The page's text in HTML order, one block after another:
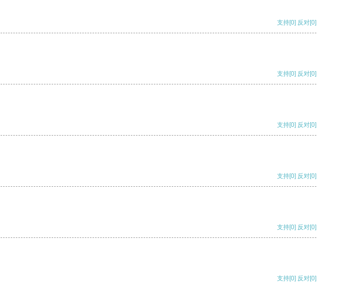
支持[0] 反对[0]
支持[0] 反对[0]
支持[0] 反对[0]
支持[0] 反对[0]
支持[0] 反对[0]
支持[0] 反对[0]